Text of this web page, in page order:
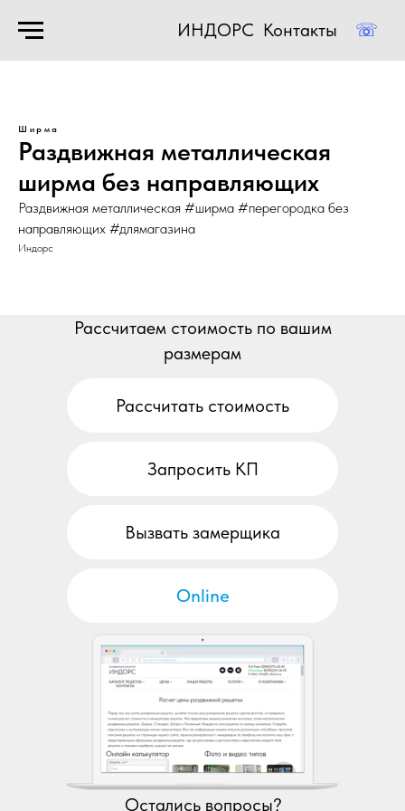
ИНДОРС Контакты ☏
Ширма
Раздвижная металлическая
ширма без направляющих
Раздвижная металлическая #ширма #перегородка без
направляющих #длямагазина
Индорс
Рассчитаем стоимость по вашим
размерам
Рассчитать стоимость
Остались вопросы?
Вызвать замерщика
Запросить КП
Online